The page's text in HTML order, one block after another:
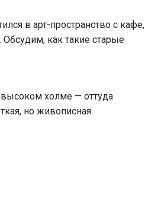
в арт-пространство с кафе,
как такие старые
холме — оттуда
но живописная.